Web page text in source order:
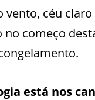
vento, céu
começo
está nos